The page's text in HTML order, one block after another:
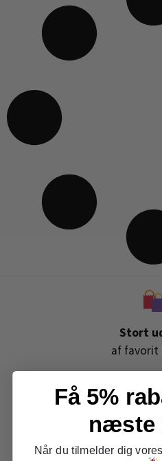
Stort
af favorit
Gratis
ved køb
Få 5%
næste
Når du tilmelder dig